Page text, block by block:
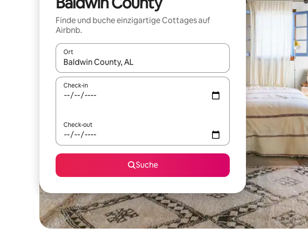
Finde und buche einzigartige Cottages auf
Airbnb.
Ort
Wenn Ergebnisse verfügbar sind, navigiere mit den Pfeiltasten nach oben
Check-in
Check-out
Suche